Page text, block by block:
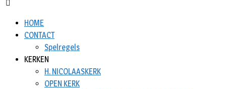
HOME
CONTACT
Spelregels
KERKEN
H. NICOLAASKERK
OPEN KERK